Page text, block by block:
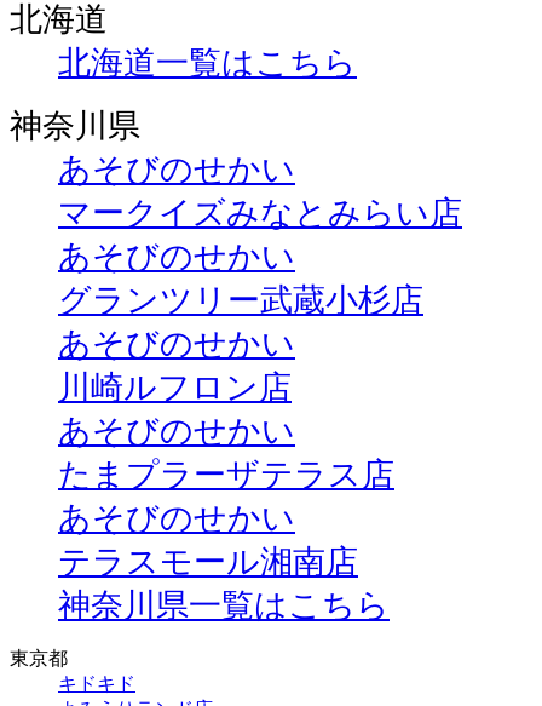
北海道
北海道一覧はこちら
神奈川県
あそびのせかい
マークイズみなとみらい店
あそびのせかい
グランツリー武蔵小杉店
あそびのせかい
川崎ルフロン店
あそびのせかい
たまプラーザテラス店
あそびのせかい
テラスモール湘南店
神奈川県一覧はこちら
東京都
キドキド